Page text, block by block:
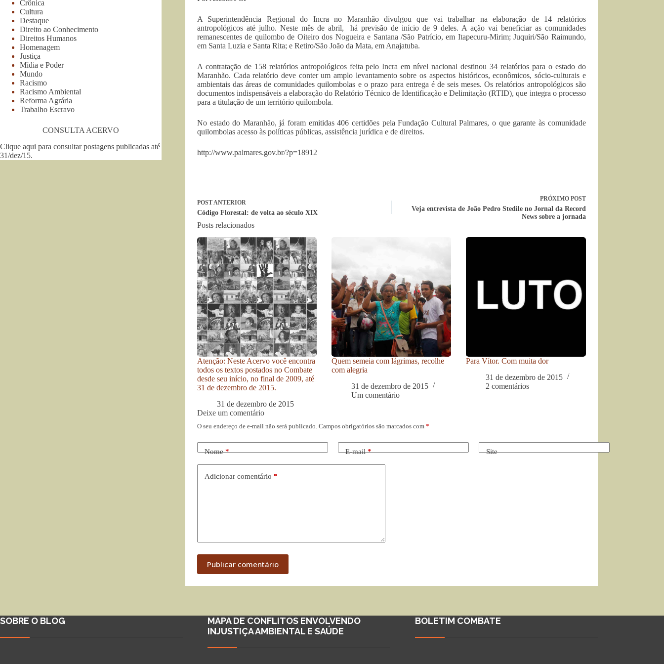
A Superintendência Regional do Incra no Maranhão divulgou que vai trabalhar na elaboração de 14 relatórios
antropológicos até julho. Neste mês de abril, há previsão de início de 9 deles. A ação vai beneficiar as comunidades
remanescentes de quilombo de Oiteiro dos Nogueira e Santana /São Patrício, em Itapecuru-Mirim; Juquiri/São Raimundo,
em Santa Luzia e Santa Rita; e Retiro/São João da Mata, em Anajatuba.
A contratação de 158 relatórios antropológicos feita pelo Incra em nível nacional destinou 34 relatórios para o estado do
Maranhão. Cada relatório deve conter um amplo levantamento sobre os aspectos históricos, econômicos, sócio-culturais e
ambientais das áreas de comunidades quilombolas e o prazo para entrega é de seis meses. Os relatórios antropológicos são
documentos indispensáveis a elaboração do Relatório Técnico de Identificação e Delimitação (RTID), que integra o processo
para a titulação de um território quilombola.
No estado do Maranhão, já foram emitidas 406 certidões pela Fundação Cultural Palmares, o que garante às comunidade
quilombolas acesso às políticas públicas, assistência jurídica e de direitos.
http://www.palmares.gov.br/?p=18912
POSTANTERIOR
Código Florestal: de volta ao século XIX
PRÓXIMO POST
Veja entrevista de João Pedro Stedile no Jornal da Record
News sobre a jornada
Posts relacionados
Atenção: Neste Acervo você encontra
todos os textos postados no Combate
desde seu início, no final de 2009, até
31 de dezembro de 2015.
31 de dezembro de 2015
Quem semeia com lágrimas, recolhe
com alegria
31 de dezembro de 2015
Um comentário
Para Vítor. Com muita dor
31 de dezembro de 2015
2 comentários
Deixe um comentário
O seu endereço de e-mail não será publicado. Campos obrigatórios são marcados com *
Nome* E-mail* Site
Adicionar comentário *
Publicar comentário
Crônica
Cultura
Destaque
Direito ao Conhecimento
Direitos Humanos
Homenagem
Justiça
Mídia e Poder
Mundo
Racismo
Racismo Ambiental
Reforma Agrária
Trabalho Escravo
CONSULTA ACERVO
Clique aqui para consultar postagens publicadas até
31/dez/15.
SOBRE O BLOG
MAPA DE CONFLITOS ENVOLVENDO
INJUSTIÇA AMBIENTAL E SAÚDE
BOLETIM COMBATE